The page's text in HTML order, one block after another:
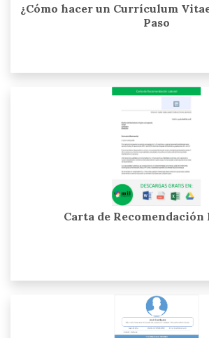
¿Cómo hacer un Currículum
Paso
Carta de Recomendación